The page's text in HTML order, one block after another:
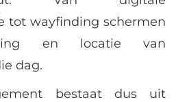
tot wayfinding schermen
en locatie van
dag.
bestaat dus uit